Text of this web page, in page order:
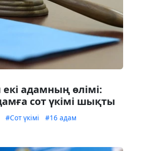
екі адамның өлімі:
сот үкімі шықты
#Сот үкімі #16 адам